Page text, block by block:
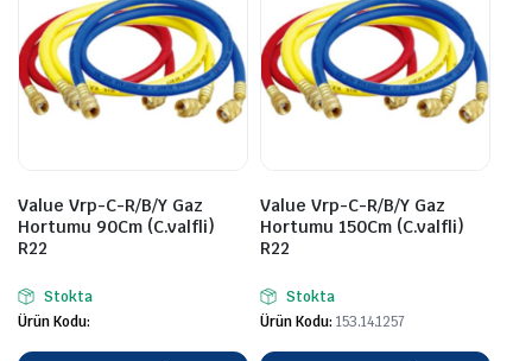
Value Vrp-C-R/B/Y Gaz
Hortumu 90Cm (C.valfli)
R22
Stokta
Ürün Kodu:
Value Vrp-C-R/B/Y Gaz
Hortumu 150Cm (C.valfli)
R22
Stokta
Ürün Kodu: 153.14.1257